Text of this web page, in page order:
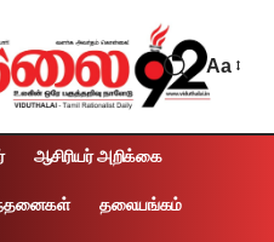
Aa
ஆசிரியர் அறிக்கை
தலையங்கம்